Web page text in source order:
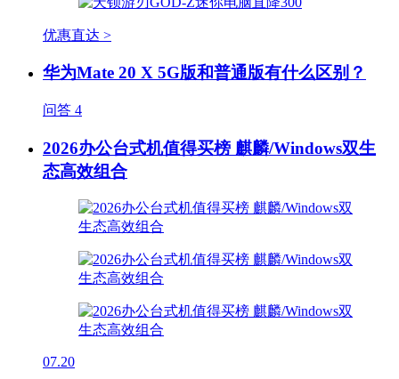
优惠直达 >
华为Mate 20 X 5G版和普通版有什么区别？
问答 4
2026办公台式机值得买榜 麒麟/Windows双生
态高效组合
07.20